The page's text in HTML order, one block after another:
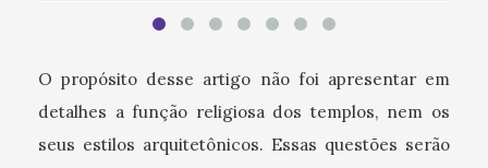
O propósito desse artigo não foi apresentar em
detalhes a função religiosa dos templos, nem os
seus estilos arquitetônicos. Essas questões serão